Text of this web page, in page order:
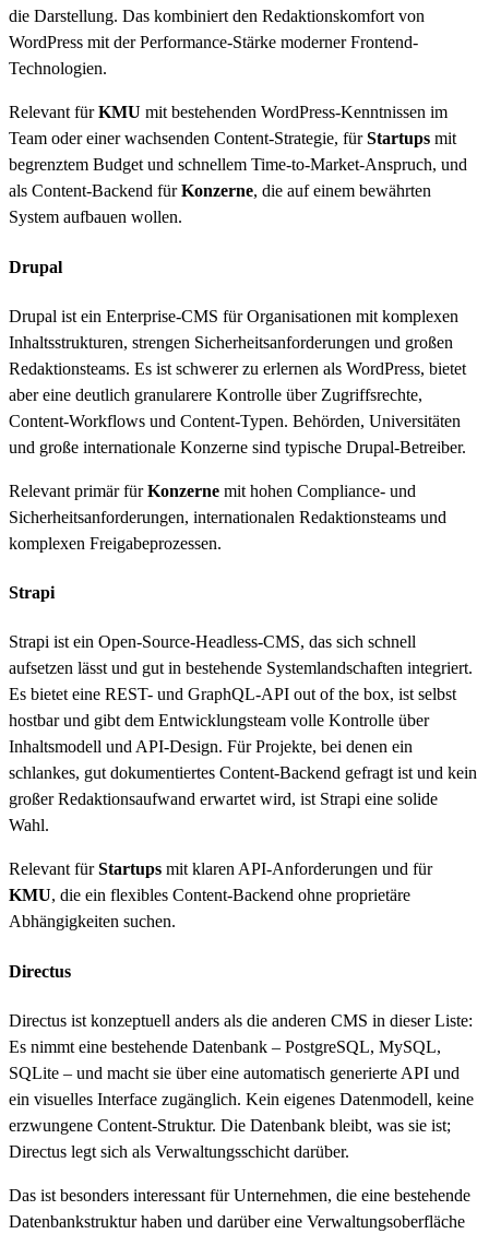
die Darstellung. Das kombiniert den Redaktionskomfort von
WordPress mit der Performance-Stärke moderner Frontend-
Technologien.
Relevant fürKMU mit bestehenden WordPress-Kenntnissen im
Team oder einer wachsenden Content-Strategie, fürStartups mit
begrenztem Budget und schnellem Time-to-Market-Anspruch, und
als Content-Backend fürKonzerne, die auf einem bewährten
System aufbauen wollen.
Drupal
Drupal ist ein Enterprise-CMS für Organisationen mit komplexen
Inhaltsstrukturen, strengen Sicherheitsanforderungen und großen
Redaktionsteams. Es ist schwerer zu erlernen als WordPress, bietet
aber eine deutlich granularere Kontrolle über Zugriffsrechte,
Content-Workflows und Content-Typen. Behörden, Universitäten
und große internationale Konzerne sind typische Drupal-Betreiber.
Relevant primär fürKonzerne mit hohen Compliance- und
Sicherheitsanforderungen, internationalen Redaktionsteams und
komplexen Freigabeprozessen.
Strapi
Strapi ist ein Open-Source-Headless-CMS, das sich schnell
aufsetzen lässt und gut in bestehende Systemlandschaften integriert.
Es bietet eine REST- und GraphQL-API out of the box, ist selbst
hostbar und gibt dem Entwicklungsteam volle Kontrolle über
Inhaltsmodell und API-Design. Für Projekte, bei denen ein
schlankes, gut dokumentiertes Content-Backend gefragt ist und kein
großer Redaktionsaufwand erwartet wird, ist Strapi eine solide
Wahl.
Relevant fürStartups mit klaren API-Anforderungen und für
KMU, die ein flexibles Content-Backend ohne proprietäre
Abhängigkeiten suchen.
Directus
Directus ist konzeptuell anders als die anderen CMS in dieser Liste:
Es nimmt eine bestehende Datenbank – PostgreSQL, MySQL,
SQLite – und macht sie über eine automatisch generierte API und
ein visuelles Interface zugänglich. Kein eigenes Datenmodell, keine
erzwungene Content-Struktur. Die Datenbank bleibt, was sie ist;
Directus legt sich als Verwaltungsschicht darüber.
Das ist besonders interessant für Unternehmen, die eine bestehende
Datenbankstruktur haben und darüber eine Verwaltungsoberfläche